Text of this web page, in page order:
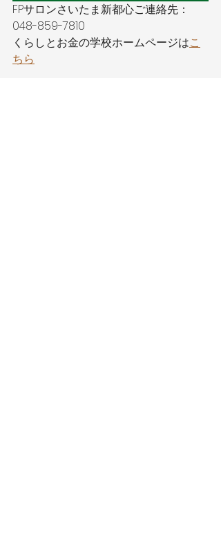
FPサロンさいたま新都心ご連絡先：
048-859-7810
くらしとお金の学校ホームページはこ
ちら